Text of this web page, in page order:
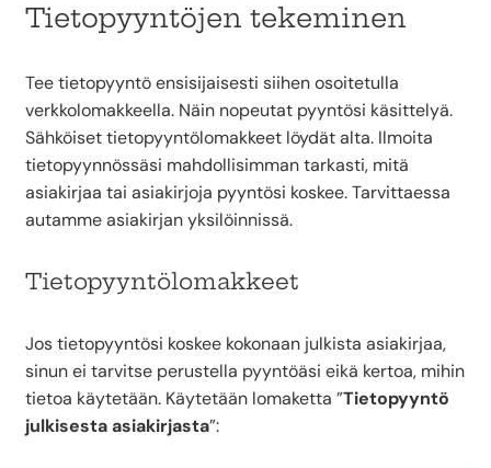
Tietopyyntöjen tekeminen
Tee tietopyyntö ensisijaisesti siihen osoitetulla
verkkolomakkeella. Näin nopeutat pyyntösi käsittelyä.
Sähköiset tietopyyntölomakkeet löydät alta. Ilmoita
tietopyynnössäsi mahdollisimman tarkasti, mitä
asiakirjaa tai asiakirjoja pyyntösi koskee. Tarvittaessa
autamme asiakirjan yksilöinnissä.
Tietopyyntölomakkeet
Jos tietopyyntösi koskee kokonaan julkista asiakirjaa,
sinun ei tarvitse perustella pyyntöäsi eikä kertoa, mihin
tietoa käytetään. Käytetään lomaketta ”Tietopyyntö
julkisesta asiakirjasta”: